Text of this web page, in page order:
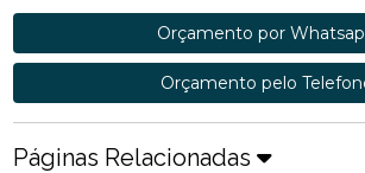
Orçamento por
Orçamento pelo
Páginas Relacionadas